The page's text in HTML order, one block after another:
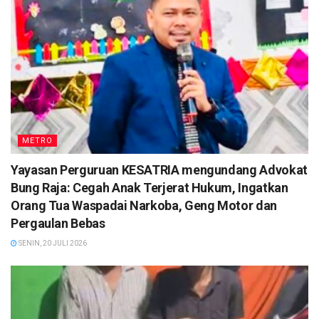
METRO
Yayasan Perguruan KESATRIA mengundang Advokat
Bung Raja: Cegah Anak Terjerat Hukum, Ingatkan
Orang Tua Waspadai Narkoba, Geng Motor dan
Pergaulan Bebas
SENIN, 20 JULI 2026